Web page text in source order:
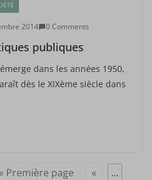
2014 0 Comments
publiques
dans les années 1950,
dès le XIXème siècle dans
Première page «
…